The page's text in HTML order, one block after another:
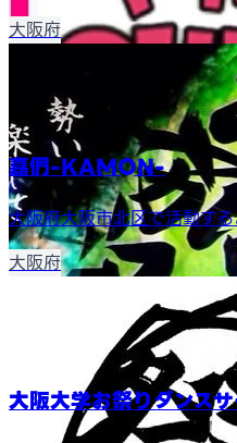
大阪府
嘉們-KAMON-
大阪府大阪市北区で活動す
大阪府
大阪大学お祭りダンス